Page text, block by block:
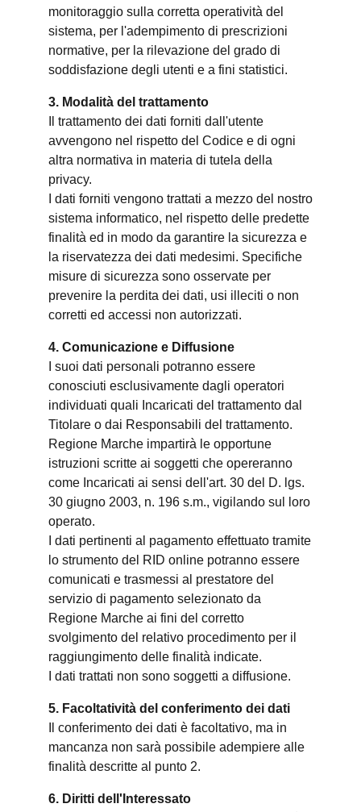
monitoraggio sulla corretta operatività del
sistema, per l'adempimento di prescrizioni
normative, per la rilevazione del grado di
soddisfazione degli utenti e a fini statistici.
3. Modalità del trattamento
Il trattamento dei dati forniti dall'utente
avvengono nel rispetto del Codice e di ogni
altra normativa in materia di tutela della
privacy.
I dati forniti vengono trattati a mezzo del nostro
sistema informatico, nel rispetto delle predette
finalità ed in modo da garantire la sicurezza e
la riservatezza dei dati medesimi. Specifiche
misure di sicurezza sono osservate per
prevenire la perdita dei dati, usi illeciti o non
corretti ed accessi non autorizzati.
4. Comunicazione e Diffusione
I suoi dati personali potranno essere
conosciuti esclusivamente dagli operatori
individuati quali Incaricati del trattamento dal
Titolare o dai Responsabili del trattamento.
Regione Marche impartirà le opportune
istruzioni scritte ai soggetti che opereranno
come Incaricati ai sensi dell'art. 30 del D. lgs.
30 giugno 2003, n. 196 s.m., vigilando sul loro
operato.
I dati pertinenti al pagamento effettuato tramite
lo strumento del RID online potranno essere
comunicati e trasmessi al prestatore del
servizio di pagamento selezionato da
Regione Marche ai fini del corretto
svolgimento del relativo procedimento per il
raggiungimento delle finalità indicate.
I dati trattati non sono soggetti a diffusione.
5. Facoltatività del conferimento dei dati
Il conferimento dei dati è facoltativo, ma in
mancanza non sarà possibile adempiere alle
finalità descritte al punto 2.
6. Diritti dell'Interessato